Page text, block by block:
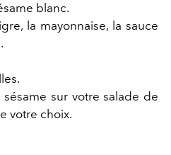
blanc.
la mayonnaise, la sauce
sur votre salade de
votre choix.